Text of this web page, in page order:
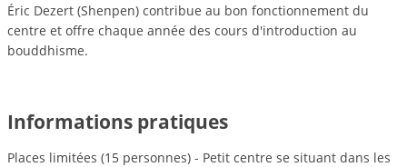
Éric Dezert (Shenpen) contribue au bon fonctionnement du
centre et offre chaque année des cours d'introduction au
bouddhisme.
Informations pratiques
Places limitées (15 personnes) - Petit centre se situant dans les